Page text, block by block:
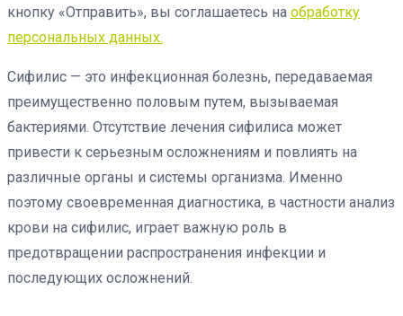
кнопку «Отправить», вы соглашаетесь на обработку
персональных данных.
Сифилис — это инфекционная болезнь, передаваемая
преимущественно половым путем, вызываемая
бактериями. Отсутствие лечения сифилиса может
привести к серьезным осложнениям и повлиять на
различные органы и системы организма. Именно
поэтому своевременная диагностика, в частности анализ
крови на сифилис, играет важную роль в
предотвращении распространения инфекции и
последующих осложнений.